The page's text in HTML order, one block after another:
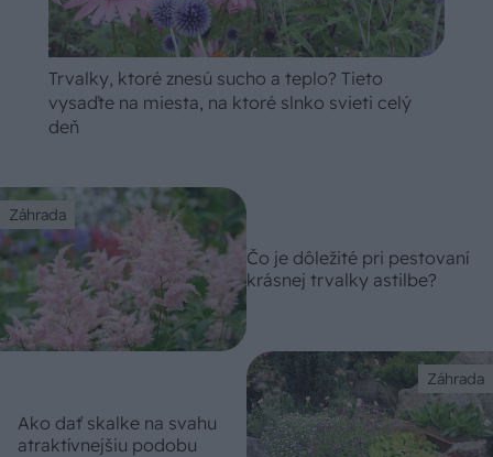
Trvalky, ktoré znesú sucho a teplo? Tieto
vysaďte na miesta, na ktoré slnko svieti celý
deň
Záhrada
Čo je dôležité pri pestovaní
krásnej trvalky astilbe?
Záhrada
Ako dať skalke na svahu
atraktívnejšiu podobu